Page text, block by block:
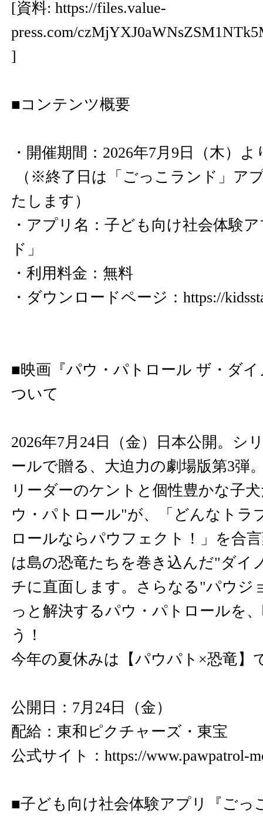
[資料: https://files.value-
press.com/
]
■コンテンツ概要
・開催期間：2026年7月9日（木）
（※終了日は「ごっこランド」ア
たします）
・アプリ名：子ども向け社会体験
ド」
・利用料金：無料
・ダウンロードページ： https://
■映画『パウ・パトロール ザ・ダ
ついて
2026年7月24日（金）日本公開。シ
ールで贈る、大迫力の劇場版第3弾
リーダーのケントと個性豊かな子
ウ・パトロール"が、「どんなトラ
ロールならパウフェクト！」を合
は島の恐竜たちを巻き込んだ"ダイ
チに直面します。さらなる"パウジ
っと解決するパウ・パトロールを
う！
今年の夏休みは【パウパト×恐竜】
公開日：7月24日（金）
配給：東和ピクチャーズ・東宝
公式サイト： https://www.pawpatrol-
■子ども向け社会体験アプリ『ごっ